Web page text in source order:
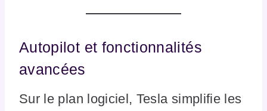
Autopilot et fonctionnalités
avancées
Sur le plan logiciel, Tesla simplifie les